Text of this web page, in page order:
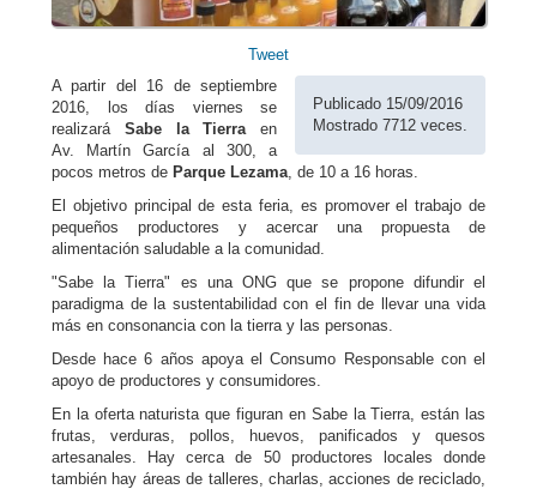
Tweet
Publicado 15/09/2016
Mostrado 7712 veces.
A partir del 16 de septiembre
2016, los días viernes se
realizará Sabe la Tierra en
Av. Martín García al 300, a
pocos metros de Parque Lezama , de 10 a 16 horas.
El objetivo principal de esta feria, es promover el trabajo de
pequeños productores y acercar una propuesta de
alimentación saludable a la comunidad.
"Sabe la Tierra" es una ONG que se propone difundir el
paradigma de la sustentabilidad con el fin de llevar una vida
más en consonancia con la tierra y las personas.
Desde hace 6 años apoya el Consumo Responsable con el
apoyo de productores y consumidores.
En la oferta naturista que figuran en Sabe la Tierra, están las
frutas, verduras, pollos, huevos, panificados y quesos
artesanales. Hay cerca de 50 productores locales donde
también hay áreas de talleres, charlas, acciones de reciclado,